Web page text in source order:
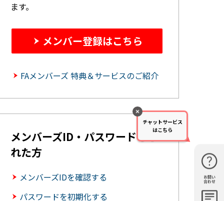
お問い
合わせ
購入・見
仕様・機
ます。
メンバー登録はこちら
FAメンバーズ 特典＆サービスのご紹介
メンバーズID・パスワードを忘
れた方
メンバーズIDを確認する
パスワードを初期化する
チャットサービス
はこちら